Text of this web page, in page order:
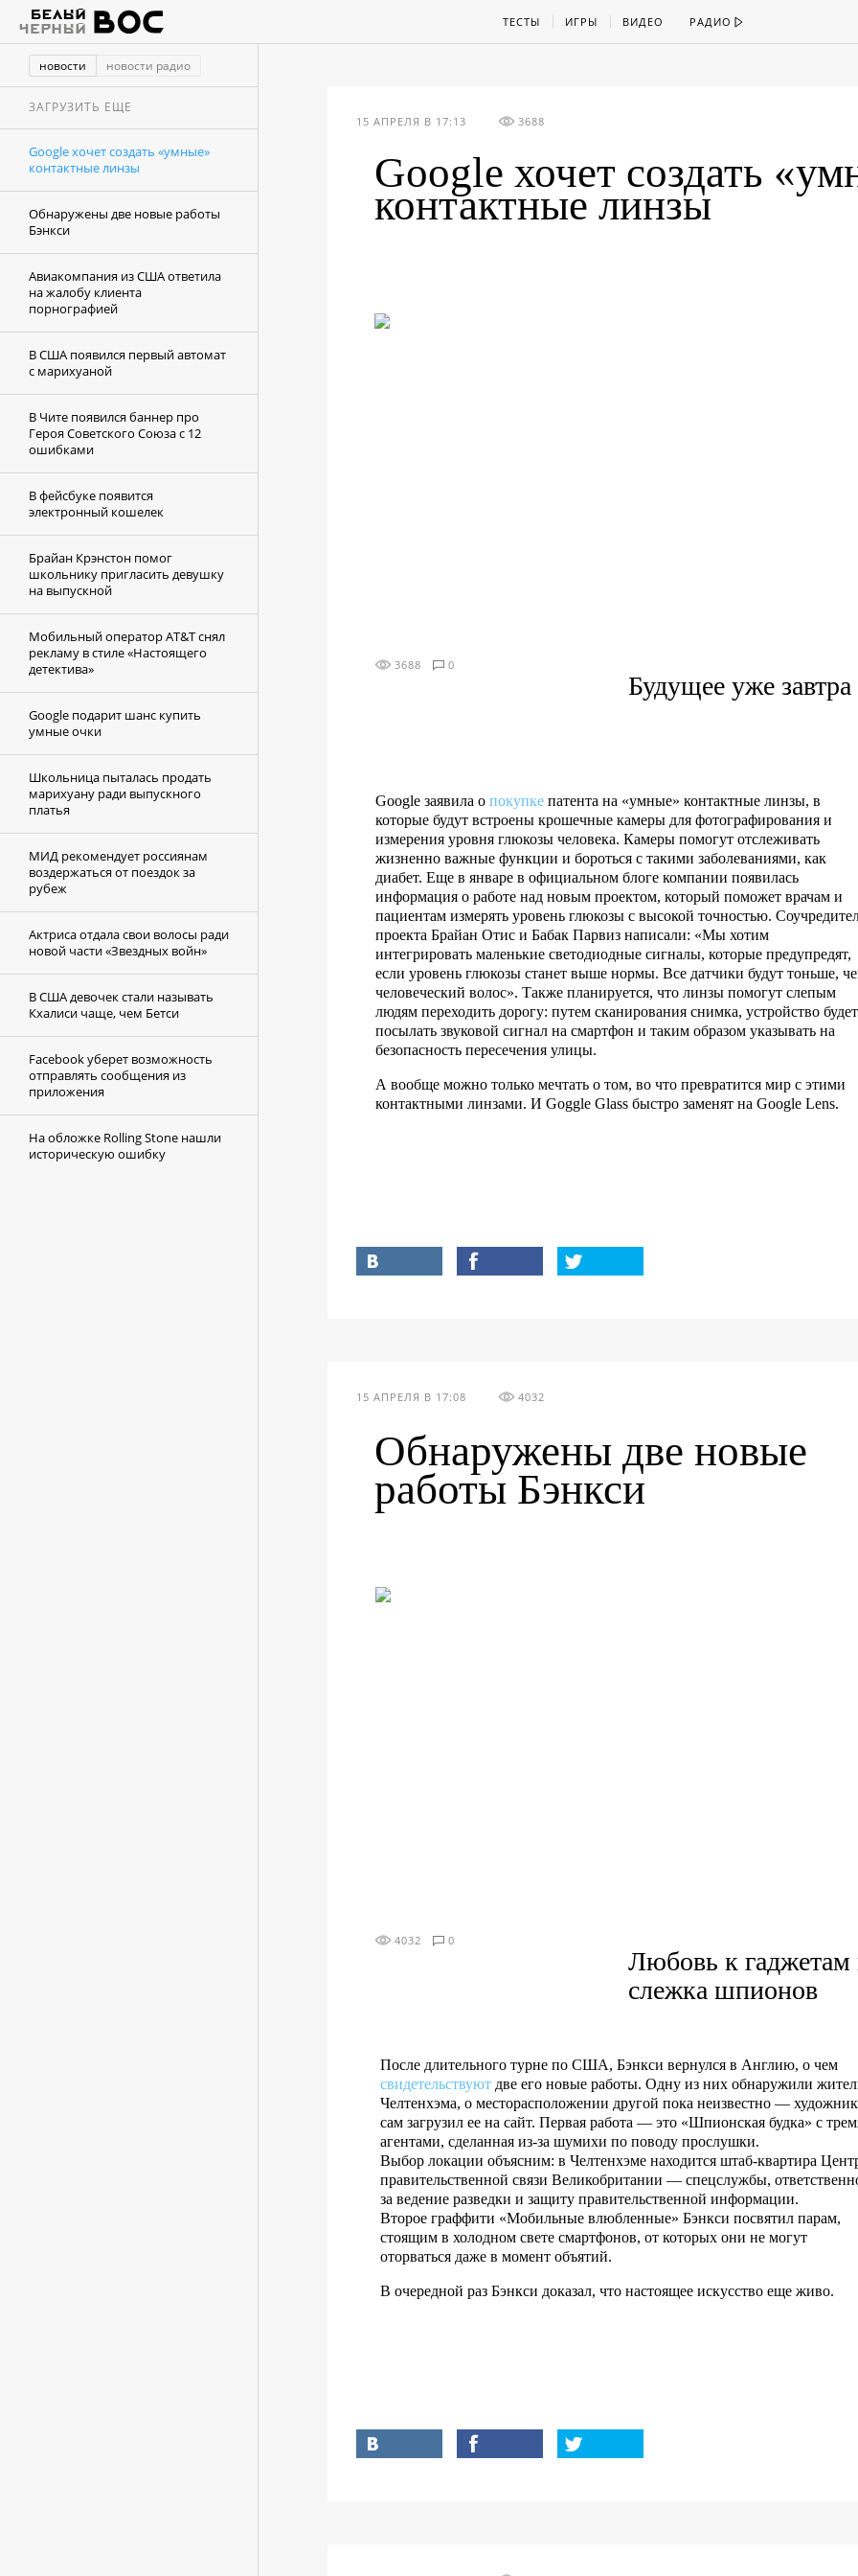
ТЕСТЫ ИГРЫ ВИДЕО РАДИО
новости новости радио
ЗАГРУЗИТЬ ЕЩЕ
Google хочет создать «умные»
контактные линзы
Обнаружены две новые работы
Бэнкси
Авиакомпания из США ответила
на жалобу клиента
порнографией
В США появился первый автомат
с марихуаной
В Чите появился баннер про
Героя Советского Союза с 12
ошибками
В фейсбуке появится
электронный кошелек
Брайан Крэнстон помог
школьнику пригласить девушку
на выпускной
Мобильный оператор AT&T снял
рекламу в стиле «Настоящего
детектива»
Google подарит шанс купить
умные очки
Школьница пыталась продать
марихуану ради выпускного
платья
МИД рекомендует россиянам
воздержаться от поездок за
рубеж
Актриса отдала свои волосы ради
новой части «Звездных войн»
В США девочек стали называть
Кхалиси чаще, чем Бетси
Facebook уберет возможность
отправлять сообщения из
приложения
На обложке Rolling Stone нашли
историческую ошибку
15 АПРЕЛЯ В 17:13 3688
Google хочет создать
контактные линзы
3688 0
Будущее уже завтра
Googlе заявила о покупке патента на «умные» контактные линзы, в
которые будут встроены крошечные камеры для фотографирования и
измерения уровня глюкозы человека. Камеры помогут отслеживать
жизненно важные функции и бороться с такими заболеваниями, как
диабет. Еще в январе в официальном блоге компании появилась
информация о работе над новым проектом, который поможет врачам и
пациентам измерять уровень глюкозы с высокой точностью.
проекта Брайан Отис и Бабак Парвиз написали: «Мы хотим
интегрировать маленькие светодиодные сигналы, которые предупредят,
если уровень глюкозы станет выше нормы. Все датчики будут тоньше,
человеческий волос». Также планируется, что линзы помогут слепым
людям переходить дорогу: путем сканирования снимка, устройство будет
посылать звуковой сигнал на смартфон и таким образом указывать на
безопасность пересечения улицы.
А вообще можно только мечтать о том, во что превратится мир с этими
контактными линзами. И Goggle Glass быстро заменят на Google Lens.
15 АПРЕЛЯ В 17:08 4032
Обнаружены две новые
работы Бэнкси
4032 0
Любовь к гаджетам
слежка шпионов
После длительного турне по США, Бэнкси вернулся в Англию, о чем
свидетельствуют две его новые работы. Одну из них обнаружили
Челтенхэма, о месторасположении другой пока неизвестно — художник
сам загрузил ее на сайт. Первая работа — это «Шпионская будка» с
агентами, сделанная из-за шумихи по поводу прослушки.
Выбор локации объясним: в Челтенхэме находится штаб-квартира
правительственной связи Великобритании — спецслужбы,
за ведение разведки и защиту правительственной информации.
Второе граффити «Мобильные влюбленные» Бэнкси посвятил парам,
стоящим в холодном свете смартфонов, от которых они не могут
оторваться даже в момент объятий.
В очередной раз Бэнкси доказал, что настоящее искусство еще живо.